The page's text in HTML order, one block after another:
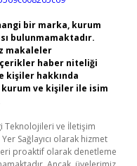
bir marka, kurum
bulunmamaktadır.
makaleler
haber niteliği
kişiler hakkında
kurum ve kişiler ile isim
Teknolojileri ve İletişim
Sağlayıcı olarak hizmet
proaktif olarak denetleme